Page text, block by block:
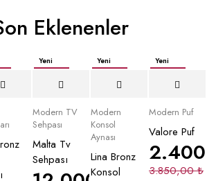
Eklenenler
Yeni
Modern TV
Sehpası
Malta Tv
Sehpası
Yeni
Modern
Konsol
Aynası
Lina Bronz
Konsol
Yeni
Modern Puf
Valore Puf
3.850,00₺